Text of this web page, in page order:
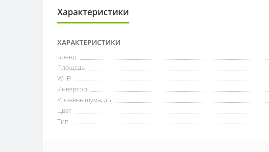
Характеристики
ХАРАКТЕРИСТИКИ
Бренд
Площадь
Wi-Fi
Инвертор
Уровень шума, дБ
Цвет
Тип